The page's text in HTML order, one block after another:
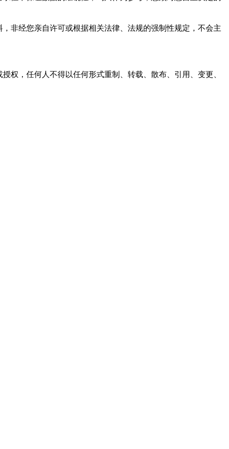
非经您亲自许可或根据相关法律、法规的强制性规定，不会主
权，任何人不得以任何形式重制、转载、散布、引用、变更、